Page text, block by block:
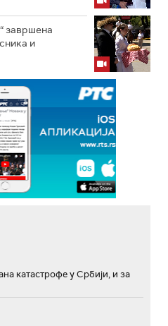
завршена
и
катастрофе у Србији, и за